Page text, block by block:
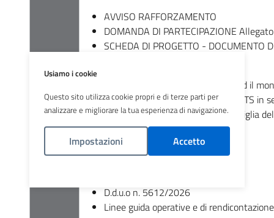
AVVISO RAFFORZAMENTO
DOMANDA DI PARTECIPAZIONE
SCHEDA DI PROGETTO -
La modulistica per la rendicontazione ed il
D.d.u.o n. 5612/26 sarà trasmessa da ATS in
“Dipartimento per le politiche della famiglia
Normativa di riferimento:
D.d.u.o n. 5612/2026
Linee guida operative e di rendicontazione
Usiamo i cookie
Questo sito utilizza cookie propri e di terze parti per
analizzare e migliorare la tua esperienza di navigazione.
Impostazioni Accetto